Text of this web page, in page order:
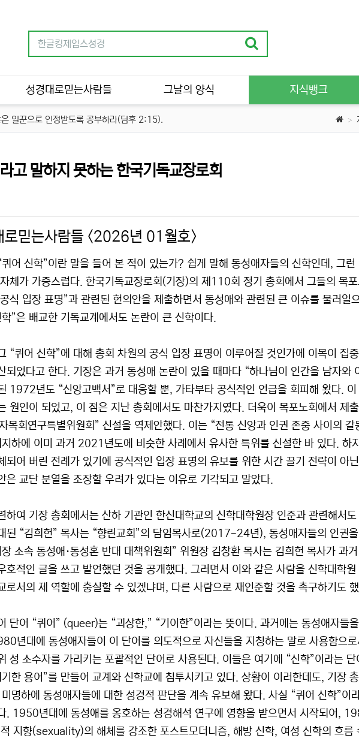
성경대로믿는사람들 그날의 양식 지식뱅크
일꾼으로 인정받도록 공부하라(딤후 2:15).
고 말하지 못하는 한국기독교장로회
보
회
로믿는사람들 <2026년 01월호>
퀴어 신학”이란 말을 들어 본 적이 있는가? 쉽게 말해 동성애자들의 신학인데, 그
체가 가증스럽다. 한국기독교장로회(기장)의 제110회 정기 총회에서 그들의 목
식 입장 표명”과 관련된 헌의안을 제출하면서 동성애와 관련된 큰 이슈를 불러일
학”은 배교한 기독교계에서도 논란이 큰 신학이다.
“퀴어 신학”에 대해 총회 차원의 공식 입장 표명이 이루어질 것인가에 이목이 집
되었다고 한다. 기장은 과거 동성애 논란이 있을 때마다 “하나님이 인간을 남자와
1972년도 “신앙고백서”로 대응할 뿐, 가타부타 공식적인 언급을 회피해 왔다.
원인이 되었고, 이 점은 지난 총회에서도 마찬가지였다. 더욱이 목포노회에서 제
목회연구특별위원회” 신설을 역제안했다. 이는 “전통 신앙과 인권 존중 사이의
지하에 이미 과거 2021년도에 비슷한 사례에서 유사한 특위를 신설한 바 있다. 하
되어 버린 전례가 있기에 공식적인 입장 표명의 유보를 위한 시간 끌기 전략이 아
은 교단 분열을 조장할 우려가 있다는 이유로 기각되고 말았다.
하여 기장 총회에서는 산하 기관인 한신대학교의 신학대학원장 인준과 관련해서
된 “김희헌” 목사는 “향린교회”의 담임목사로(2017-24년), 동성애자들의 인권
소속 동성애·동성혼 반대 대책위원회” 위원장 김창환 목사는 김희헌 목사가 과
호적인 글을 쓰고 발언했던 것을 공개했다. 그러면서 이와 같은 사람을 신학대학
로서의 제 역할에 충실할 수 있겠냐며, 다른 사람으로 재인준할 것을 촉구하기도
단어 “퀴어” (queer)는 “괴상한,” “기이한”이라는 뜻이다. 과거에는 동성애자들
년대에 동성애자들이 이 단어를 의도적으로 자신들을 지칭하는 말로 사용함으
성 소수자를 가리키는 포괄적인 단어로 사용된다. 이들은 여기에 “신학”이라는 단
기한 용어”를 만들어 교계와 신학교에 침투시키고 있다. 상황이 이러한데도, 기장
명하에 동성애자들에 대한 성경적 판단을 계속 유보해 왔다. 사실 “퀴어 신학”이
. 1950년대에 동성애를 옹호하는 성경해석 연구에 영향을 받으면서 시작되어,
지향(sexuality)의 해체를 강조한 포스트모더니즘, 해방 신학, 여성 신학의 흐름